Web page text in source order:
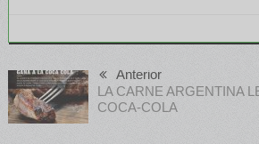
Anterior
LA CARNE ARGENTINA
COCA-COLA